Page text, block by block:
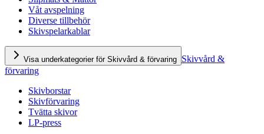
Våt avspelning
Diverse tillbehör
Skivspelarkablar
Visa underkategorier för Skivvård & förvaring Skivvård &
förvaring
Skivborstar
Skivförvaring
Tvätta skivor
LP-press